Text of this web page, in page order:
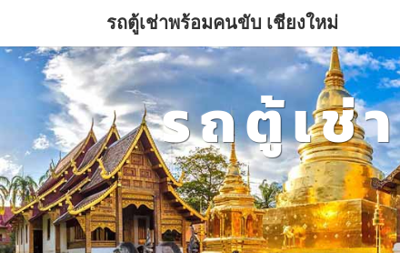
รถตู้เช่าพร้อมคนขับ เชียงใหม่
รถตู้เช่